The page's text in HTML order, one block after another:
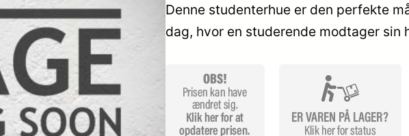
3.7ud
af 5
baseret
kundebed
ømmels
Denne studenterhue er den perfekte
dag, hvor en studerende modtager sin